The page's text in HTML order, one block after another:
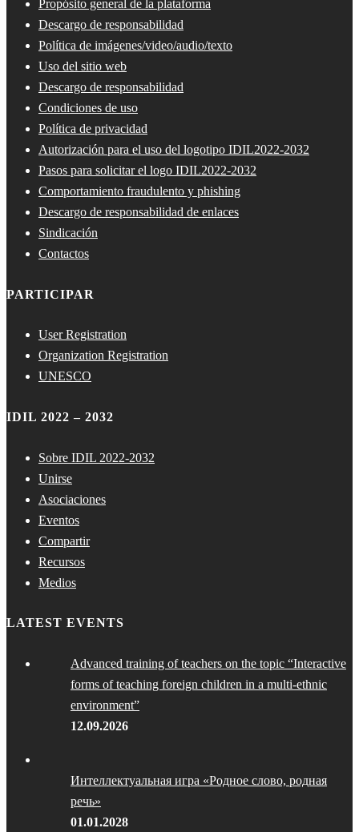
Propósito general de la plataforma
Descargo de responsabilidad
Política de imágenes/video/audio/texto
Uso del sitio web
Descargo de responsabilidad
Condiciones de uso
Política de privacidad
Autorización para el uso del logotipo IDIL2022-2032
Pasos para solicitar el logo IDIL2022-2032
Comportamiento fraudulento y phishing
Descargo de responsabilidad de enlaces
Sindicación
Contactos
PARTICIPAR
User Registration
Organization Registration
UNESCO
IDIL 2022 – 2032
Sobre IDIL 2022-2032
Unirse
Asociaciones
Eventos
Compartir
Recursos
Medios
LATEST EVENTS
Advanced training of teachers on the topic “Interactive
forms of teaching foreign children in a multi-ethnic
environment”
12.09.2026
Интеллектуальная игра «Родное слово, родная
речь»
01.01.2028